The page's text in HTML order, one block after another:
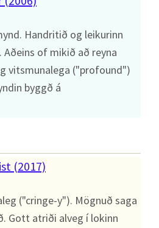
Handritið og leikurinn
of mikið að reyna
vitsmunalega ("profound")
byggð á
(2017)
("cringe-y"). Mögnuð saga
Gott atriði alveg í lokinn